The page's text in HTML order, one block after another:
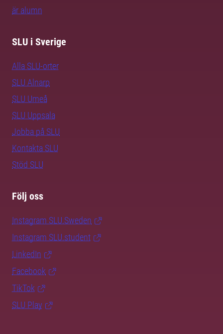
är alumn
SLU i Sverige
Alla SLU-orter
SLU Alnarp
SLU Umeå
SLU Uppsala
Jobba på SLU
Kontakta SLU
Stöd SLU
Följ oss
Instagram SLU.Sweden
Instagram SLU.student
LinkedIn
Facebook
TikTok
SLU Play